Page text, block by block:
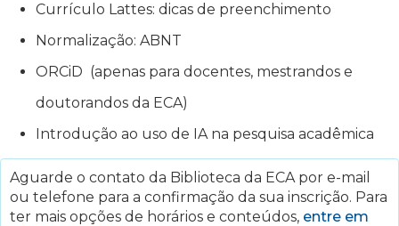
Currículo Lattes: dicas de preenchimento
Normalização: ABNT
ORCiD (apenas para docentes, mestrandos e
doutorandos da ECA)
Introdução ao uso de IA na pesquisa acadêmica
Aguarde o contato da Biblioteca da ECA por e-mail
ou telefone para a confirmação da sua inscrição. Para
ter mais opções de horários e conteúdos, entre em